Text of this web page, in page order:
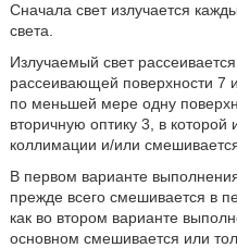
Сначала свет излучается
света.
Излучаемый свет
рассеивающей поверхности 7
по меньшей мере одну
вторичную оптику 3, в которой
коллимации и/или
В первом варианте
прежде всего смешивается в
как во втором варианте
основном смешивается или